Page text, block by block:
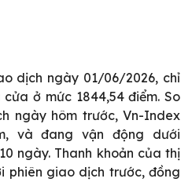
dịch ngày 01/06/2026, chỉ
ở mức 1844,54 điểm. So
ngày hôm trước, Vn-Index
và đang vận động dưới
ngày. Thanh khoản của thị
phiên giao dịch trước, đồng